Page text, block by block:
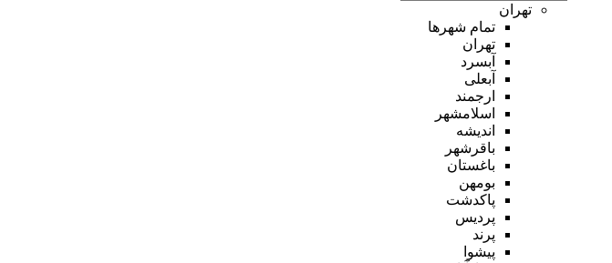
تهران
تمام شهر‌ها
تهران
آبسرد
آبعلی
ارجمند
اسلامشهر
اندیشه
باقرشهر
باغستان
بومهن
پاکدشت
پردیس
پرند
پیشوا